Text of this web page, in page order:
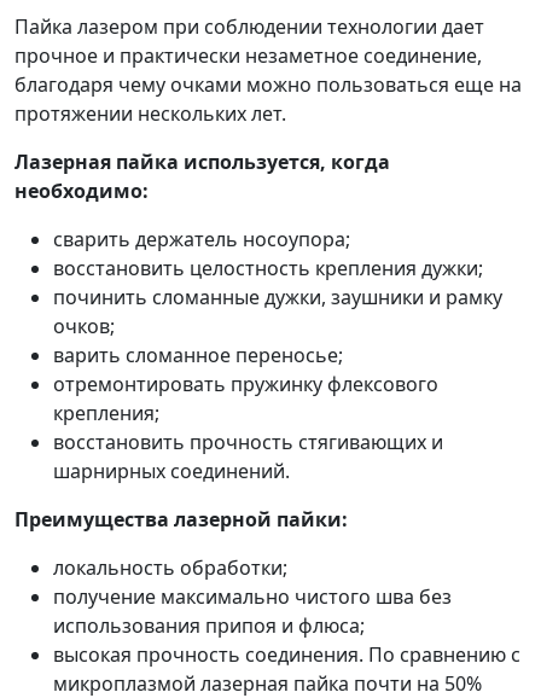
Пайка лазером при соблюдении технологии дает
прочное и практически незаметное соединение,
благодаря чему очками можно пользоваться еще на
протяжении нескольких лет.
Лазерная пайка используется, когда
необходимо:
сварить держатель носоупора;
восстановить целостность крепления дужки;
починить сломанные дужки, заушники и рамку
очков;
варить сломанное переносье;
отремонтировать пружинку флексового
крепления;
восстановить прочность стягивающих и
шарнирных соединений.
Преимущества лазерной пайки:
локальность обработки;
получение максимально чистого шва без
использования припоя и флюса;
высокая прочность соединения. По сравнению с
микроплазмой лазерная пайка почти на 50%